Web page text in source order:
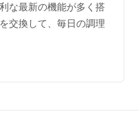
な最新の機能が多く搭
交換して、毎日の調理